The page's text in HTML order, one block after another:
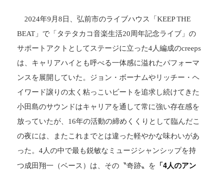
2024年9月8日、弘前市のライブハウス「KEEP THE
BEAT」で「タテタカコ音楽生活20周年記念ライブ」の
サポートアクトとしてステージに立った4人編成のcreeps
は、キャリアハイとも呼べる一体感に溢れたパフォーマ
ンスを展開していた。ジョン・ボーナムやリッチー・ヘ
イワード譲りの太く粘っこいビートを追求し続けてきた
小田島のサウンドはキャリアを通して常に強い存在感を
放っていたが、16年の活動の締めくくりとして臨んだこ
の夜には、またこれまでとは違った軽やかな味わいがあ
った。4人の中で最も鋭敏なミュージシャンシップを持
つ成田翔一（ベース）は、その〝奇跡〟を
「4人のアン